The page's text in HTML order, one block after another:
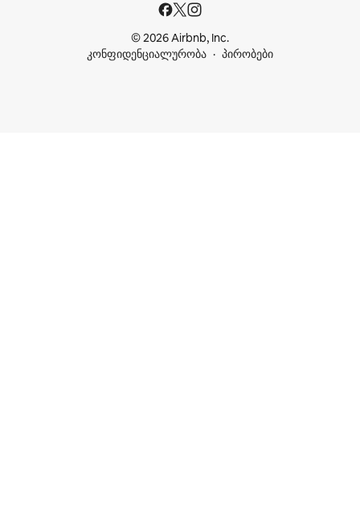
© 2026 Airbnb, Inc.
კონფიდენციალურობა
პირობები